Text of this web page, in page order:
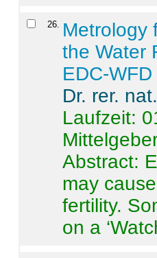
26. Metrology
the Water
EDC-WFD
Dr. rer.
Laufzeit:
Abstract:
may
fertility.
on a